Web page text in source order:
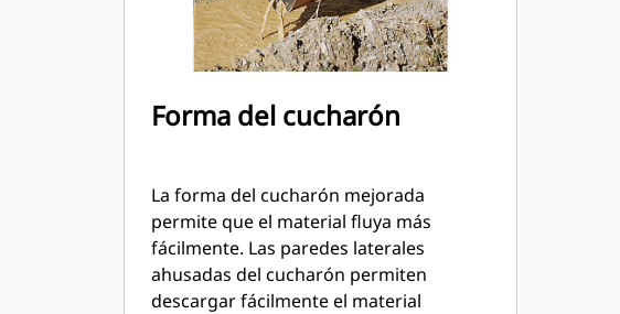
Forma del cucharón
La forma del cucharón mejorada
permite que el material fluya más
fácilmente. Las paredes laterales
ahusadas del cucharón permiten
descargar fácilmente el material